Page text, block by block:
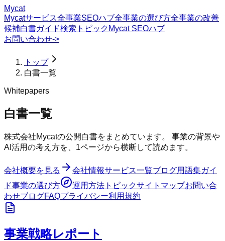
Mycat
Mycatサービス全事業SEOハブ全事業の選び方全事業の改善
候補白書ガイド検索トピック Mycat SEOハブ
お問い合わせ->
トップ
白書一覧
Whitepapers
白書一覧
株式会社Mycatの公開白書をまとめています。 事業の背景や
AI活用の考え方を、1ページから横断して読めます。
会社概要を見る 会社情報サービス一覧ブログ用語集ガイ
ド事業の選び方 運用方法 トピックサイトマップお問い合
わせブログFAQプライバシー利用規約
事業戦略レポート